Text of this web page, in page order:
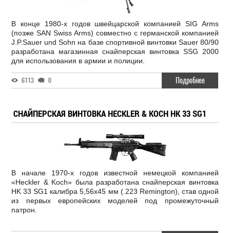
В конце 1980-х годов швейцарской компанией SIG Arms
(позже SAN Swiss Arms) совместно с германской компанией
J.P.Sauer und Sohn на базе спортивной винтовки Sauer 80/90
разработана магазинная снайперская винтовка SSG 2000
для использования в армии и полиции.
6113 0 Подробнее
СНАЙПЕРСКАЯ ВИНТОВКА HECKLER & KOCH HK 33 SG1
В начале 1970-х годов известной немецкой компанией
«Heckler & Koch» была разработана снайперская винтовка
HK 33 SG1 калибра 5,56х45 мм (.223 Remington), став одной
из первых европейских моделей под промежуточный
патрон.